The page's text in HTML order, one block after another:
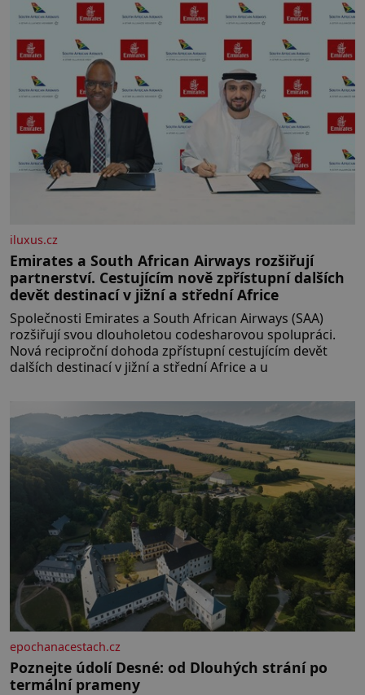
konče. Dokonce jsou tu i první
inkubátory. I s předčasně
narozenými dětmi! Novorozenci,
umístění ve zdejším zařízení, jsou
[…]
iluxus.cz
Emirates a South African Airways rozšiřují
partnerství. Cestujícím nově zpřístupní dalších
devět destinací v jižní a střední Africe
Společnosti Emirates a South African Airways (SAA)
rozšiřují svou dlouholetou codesharovou spolupráci.
Nová reciproční dohoda zpřístupní cestujícím devět
dalších destinací v jižní a střední Africe a u
epochanacestach.cz
Poznejte údolí Desné: od Dlouhých strání po
termální prameny